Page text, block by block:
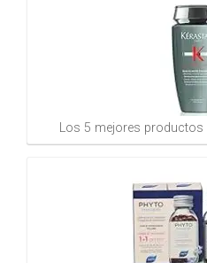
Los 5 mejores